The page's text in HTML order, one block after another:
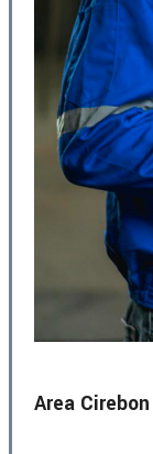
Area Cirebon